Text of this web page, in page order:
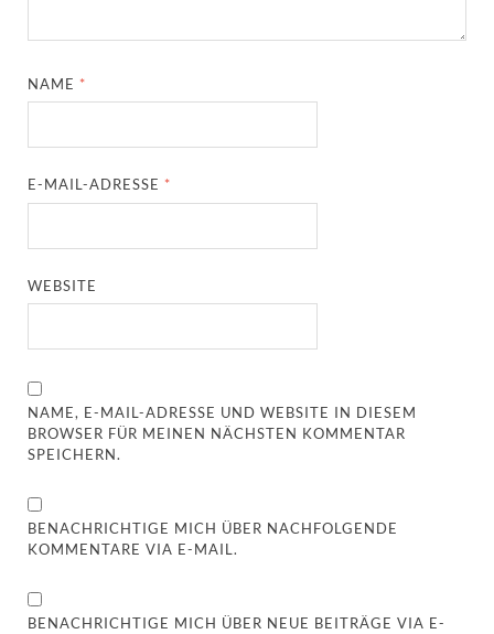
NAME *
E-MAIL-ADRESSE *
WEBSITE
NAME, E-MAIL-ADRESSE UND WEBSITE IN DIESEM
BROWSER FÜR MEINEN NÄCHSTEN KOMMENTAR
SPEICHERN.
BENACHRICHTIGE MICH ÜBER NACHFOLGENDE
KOMMENTARE VIA E-MAIL.
BENACHRICHTIGE MICH ÜBER NEUE BEITRÄGE VIA E-